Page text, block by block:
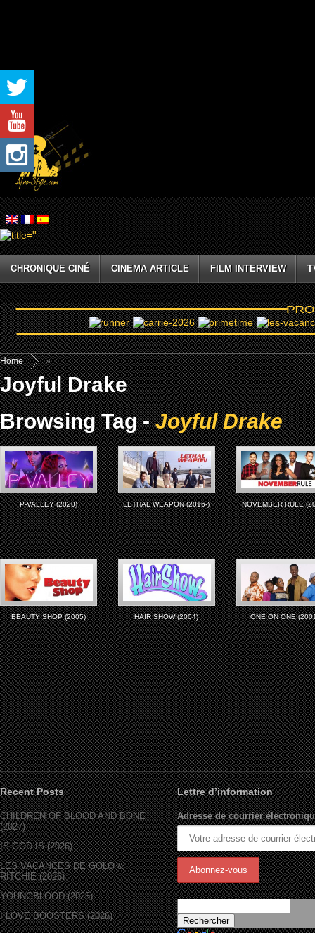
CHRONIQUE CINÉ CINEMA ARTICLE FILM INTERVIEW
Home »
Joyful Drake
Browsing Tag -Joyful Drake
P-VALLEY (2020) LETHAL WEAPON (2016-) NOVEMBER RULE
BEAUTY SHOP (2005) HAIR SHOW (2004) ONE ON ONE
Recent Posts
CHILDREN OF BLOOD AND BONE
(2027)
IS GOD IS (2026)
LES VACANCES DE GOLO &
RITCHIE (2026)
YOUNGBLOOD (2025)
I LOVE BOOSTERS (2026)
Lettre d’information
Adresse de courrier